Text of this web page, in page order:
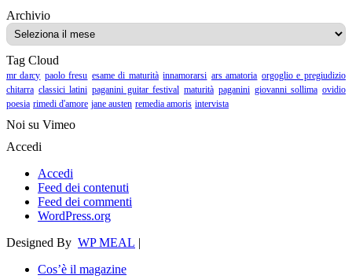
ArchivioArchivio
Tag Cloud
mr darcy paolo fresu esame di maturità innamorarsi ars amatoria orgoglio e pregiudizio
chitarra classici latini paganini guitar festival maturità paganini giovanni sollima ovidio
poesia rimedi d'amore jane austen remedia amoris intervista
Noi su Vimeo
Accedi
Accedi
Feed dei contenuti
Feed dei commenti
WordPress.org
Designed By WP MEAL |
Cos’è il magazine